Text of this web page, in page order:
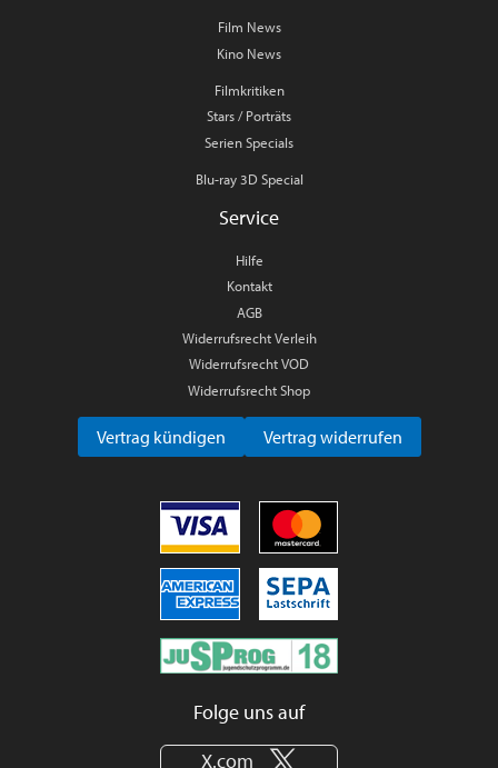
Film News
Kino News
Filmkritiken
Stars / Porträts
Serien Specials
Blu-ray 3D Special
Service
Hilfe
Kontakt
AGB
Widerrufsrecht Verleih
Widerrufsrecht VOD
Widerrufsrecht Shop
Vertrag kündigen Vertrag widerrufen
Folge uns auf
X.com